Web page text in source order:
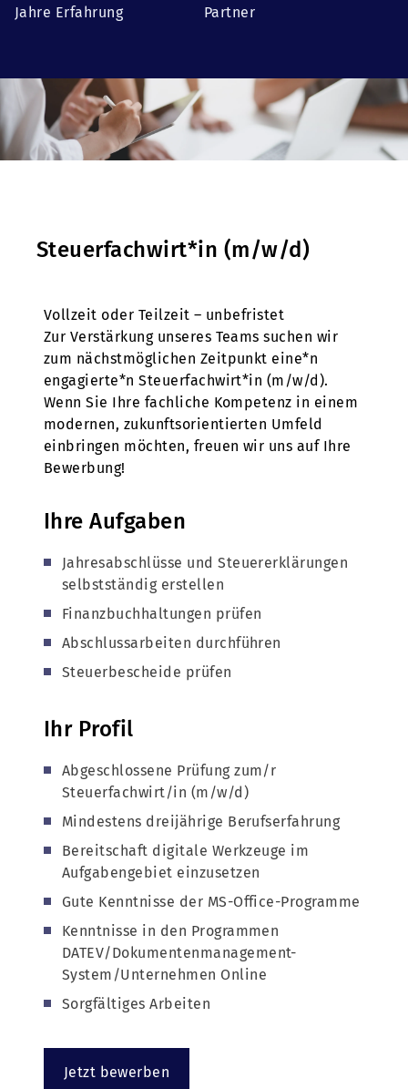
Jahre Erfahrung Partner
Steuerfachwirt*in (m/w/d)
Vollzeit oder Teilzeit – unbefristet
Zur Verstärkung unseres Teams suchen wir
zum nächstmöglichen Zeitpunkt eine*n
engagierte*n Steuerfachwirt*in (m/w/d).
Wenn Sie Ihre fachliche Kompetenz in einem
modernen, zukunftsorientierten Umfeld
einbringen möchten, freuen wir uns auf Ihre
Bewerbung!
Ihre Aufgaben
Jahresabschlüsse und Steuererklärungen
selbstständig erstellen
Finanzbuchhaltungen prüfen
Abschlussarbeiten durchführen
Steuerbescheide prüfen
Ihr Profil
Abgeschlossene Prüfung zum/r
Steuerfachwirt/in (m/w/d)
Mindestens dreijährige Berufserfahrung
Bereitschaft digitale Werkzeuge im
Aufgabengebiet einzusetzen
Gute Kenntnisse der MS-Office-Programme
Kenntnisse in den Programmen
DATEV/Dokumentenmanagement-
System/Unternehmen Online
Sorgfältiges Arbeiten
Jetzt bewerben